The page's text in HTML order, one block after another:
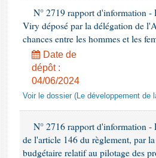
N° 2719 rapport d'information
Viry déposé par la délégation de
chances entre les hommes et les
Date de
dépôt :
04/06/2024
Voir le dossier (Le développement de
N° 2716 rapport d'information
de l'article 146 du règlement, par
budgétaire relatif au pilotage des